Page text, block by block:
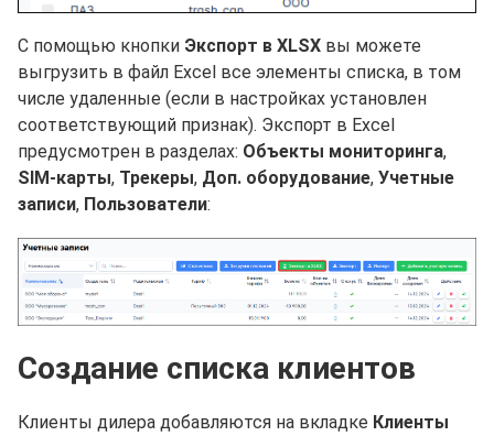
С помощью кнопки Экспорт в XLSX вы можете
выгрузить в файл Excel все элементы списка, в том
числе удаленные (если в настройках установлен
соответствующий признак). Экспорт в Excel
предусмотрен в разделах: Объекты мониторинга,
SIM-карты, Трекеры, Доп. оборудование, Учетные
записи, Пользователи:
Создание списка клиентов
Клиенты дилера добавляются на вкладке Клиенты